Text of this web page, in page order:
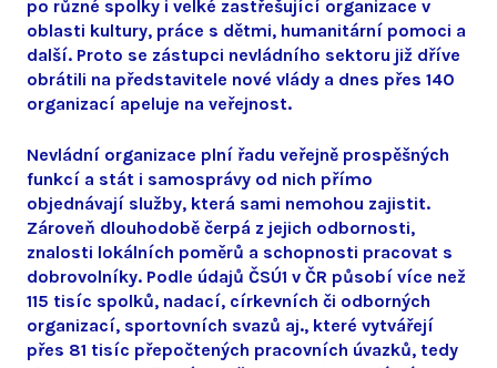
po různé spolky i velké zastřešující organizace v
oblasti kultury, práce s dětmi, humanitární pomoci a
další. Proto se zástupci nevládního sektoru již dříve
obrátili na představitele nové vlády a dnes přes 140
organizací apeluje na veřejnost.
Nevládní organizace plní řadu veřejně prospěšných
funkcí a stát i samosprávy od nich přímo
objednávají služby, která sami nemohou zajistit.
Zároveň dlouhodobě čerpá z jejich odbornosti,
znalosti lokálních poměrů a schopnosti pracovat s
dobrovolníky. Podle údajů ČSÚ1 v ČR působí více než
115 tisíc spolků, nadací, církevních či odborných
organizací, sportovních svazů aj., které vytvářejí
přes 81 tisíc přepočtených pracovních úvazků, tedy